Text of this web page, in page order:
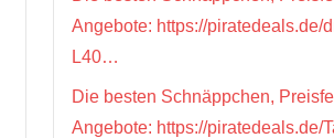
Angebote: https://piratedeals.de/
L40…
Die besten Schnäppchen,
Angebote: https://piratedeals.de/